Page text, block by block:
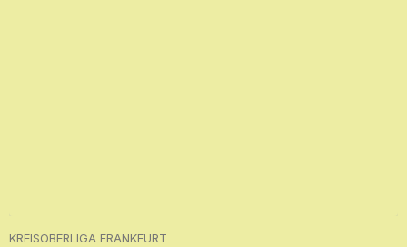
KREISOBERLIGA FRANKFURT